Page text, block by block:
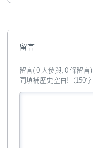
留言
留言( 0 人參與, 0 條留
同填補歷史空白!（150字